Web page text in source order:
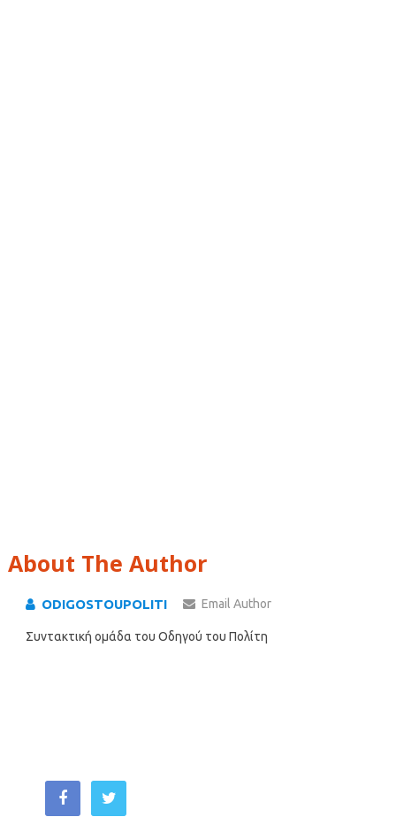
About The Author
ODIGOSTOUPOLITI Email Author
Συντακτική ομάδα του Οδηγού του Πολίτη